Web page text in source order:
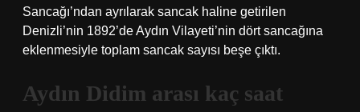
Sancağı’ndan ayrılarak sancak haline getirilen
Denizli’nin 1892’de Aydın Vilayeti’nin dört sancağına
eklenmesiyle toplam sancak sayısı beşe çıktı.
Aydın Didim arası kaç saat